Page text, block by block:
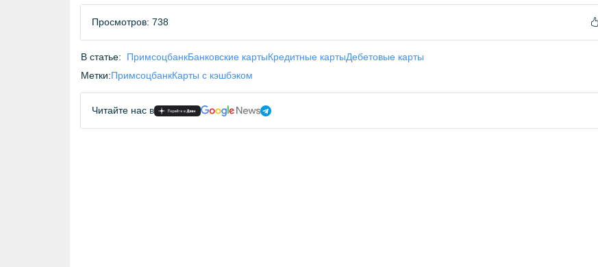
Просмотров: 738
В статье: ПримсоцбанкБанковские картыКредитные картыДебетовые карты
Метки:ПримсоцбанкКарты с кэшбэком
Читайте нас в